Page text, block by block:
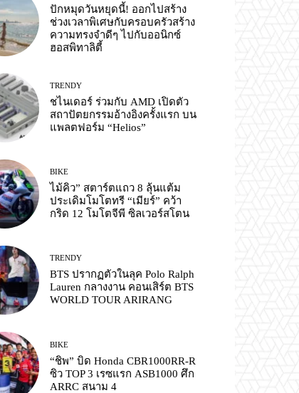
ปักหมุดวันหยุดนี้! ออกไปสร้าง
ช่วงเวลาพิเศษกับครอบครัวสร้าง
ความทรงจำดีๆ ไปกับออนิกซ์
ฮอสพิทาลิตี้
TRENDY
ชไนเดอร์ ร่วมกับ AMD เปิดตัว
สถาปัตยกรรมอ้างอิงครั้งแรก บน
แพลตฟอร์ม “Helios”
BIKE
ไม้คิว” สตาร์ตแถว 8 ลุ้นแต้ม
ประเดิมโมโตทรี “เมียร์” คว้า
กริด 12 โมโตจีพี ซิลเวอร์สโตน
TRENDY
BTS ปรากฏตัวในลุค Polo Ralph
Lauren กลางงาน คอนเสิร์ต BTS
WORLD TOUR ARIRANG
BIKE
“ชิพ” บิด Honda CBR1000RR-R
ซิว TOP 3 เรซแรก ASB1000 ศึก
ARRC สนาม 4